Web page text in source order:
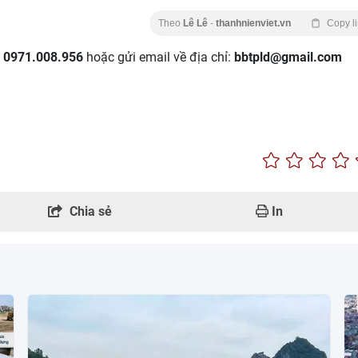
Theo Lê Lê - thanhnienviet.vn Copy
0971.008.956 hoặc gửi email về địa chỉ: bbtpld@gmail.com
Chia sẻ In